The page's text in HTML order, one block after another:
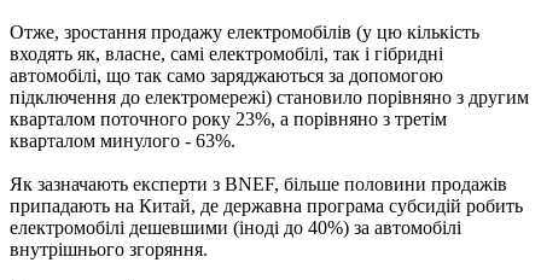
Отже, зростання продажу електромобілів (у цю кількість
входять як, власне, самі електромобілі, так і гібридні
автомобілі, що так само заряджаються за допомогою
підключення до електромережі) становило порівняно з другим
кварталом поточного року 23%, а порівняно з третім
кварталом минулого - 63%.
Як зазначають експерти з BNEF, більше половини продажів
припадають на Китай, де державна програма субсидій робить
електромобілі дешевшими (іноді до 40%) за автомобілі
внутрішнього згоряння.